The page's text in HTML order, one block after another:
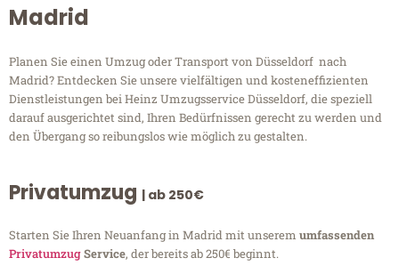
Madrid
Planen Sie einen Umzug oder Transport von Düsseldorf nach
Madrid? Entdecken Sie unsere vielfältigen und kosteneffizienten
Dienstleistungen bei Heinz Umzugsservice Düsseldorf, die speziell
darauf ausgerichtet sind, Ihren Bedürfnissen gerecht zu werden und
den Übergang so reibungslos wie möglich zu gestalten.
Privatumzug | ab 250€
Starten Sie Ihren Neuanfang in Madrid mit unserem umfassenden
PrivatumzugService, der bereits ab 250€ beginnt.